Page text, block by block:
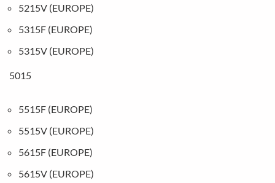
5215V (EUROPE)
5315F (EUROPE)
5315V (EUROPE)
5015
5515F (EUROPE)
5515V (EUROPE)
5615F (EUROPE)
5615V (EUROPE)